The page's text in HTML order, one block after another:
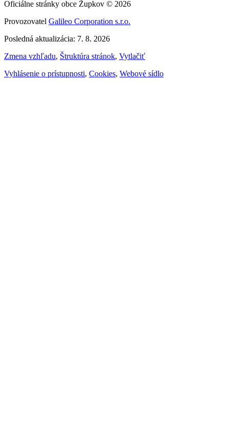
Oficiálne stránky obce Župkov © 2026
Provozovatel Galileo Corporation s.r.o.
Posledná aktualizácia: 7. 8. 2026
Zmena vzhľadu, Štruktúra stránok, Vytlačiť
Vyhlásenie o prístupnosti, Cookies, Webové sídlo